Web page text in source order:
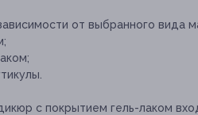
от выбранного вида
с покрытием гель-лаком